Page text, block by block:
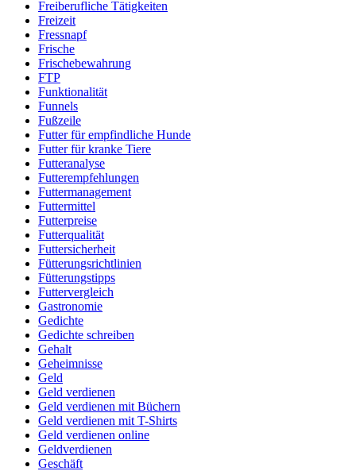
Freiberufliche Tätigkeiten
Freizeit
Fressnapf
Frische
Frischebewahrung
FTP
Funktionalität
Funnels
Fußzeile
Futter für empfindliche Hunde
Futter für kranke Tiere
Futteranalyse
Futterempfehlungen
Futtermanagement
Futtermittel
Futterpreise
Futterqualität
Futtersicherheit
Fütterungsrichtlinien
Fütterungstipps
Futtervergleich
Gastronomie
Gedichte
Gedichte schreiben
Gehalt
Geheimnisse
Geld
Geld verdienen
Geld verdienen mit Büchern
Geld verdienen mit T-Shirts
Geld verdienen online
Geldverdienen
Geschäft